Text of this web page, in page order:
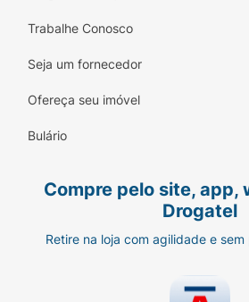
Herceptin SC e fornecerá as
que você necessitar sobre a
medicamento. O tempo médio
se a ação de Herceptin SC
seu médico, das
Trabalhe Conosco
Seja um fornecedor
Ofereça seu imóvel
Bulário
Compre pelo site, app,
Drogatel
Retire na loja com agilidade e